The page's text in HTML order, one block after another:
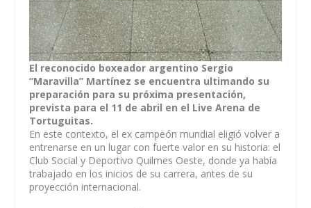
El reconocido boxeador argentino Sergio
“Maravilla” Martínez se encuentra ultimando su
preparación para su próxima presentación,
prevista para el 11 de abril en el Live Arena de
Tortuguitas.
En este contexto, el ex campeón mundial eligió volver a
entrenarse en un lugar con fuerte valor en su historia: el
Club Social y Deportivo Quilmes Oeste, donde ya había
trabajado en los inicios de su carrera, antes de su
proyección internacional.